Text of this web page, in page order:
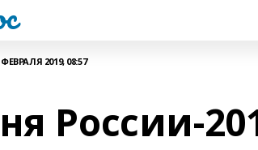
ФЕВРАЛЯ 2019, 08:57
России-